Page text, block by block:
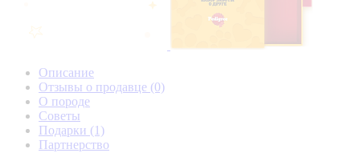
Описание
Отзывы о продавце (0)
О породе
Советы
Подарки (1)
Партнерство